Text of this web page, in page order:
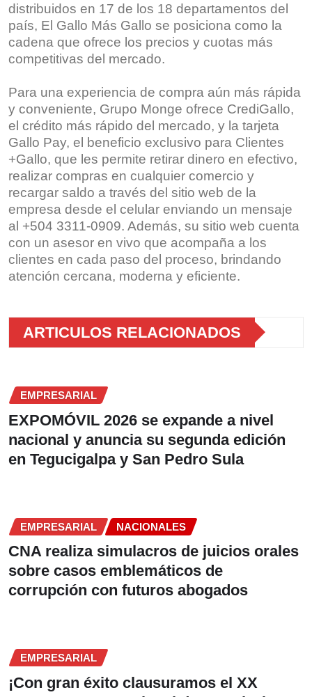
distribuidos en 17 de los 18 departamentos del
país, El Gallo Más Gallo se posiciona como la
cadena que ofrece los precios y cuotas más
competitivas del mercado.
Para una experiencia de compra aún más rápida
y conveniente, Grupo Monge ofrece CrediGallo,
el crédito más rápido del mercado, y la tarjeta
Gallo Pay, el beneficio exclusivo para Clientes
+Gallo, que les permite retirar dinero en efectivo,
realizar compras en cualquier comercio y
recargar saldo a través del sitio web de la
empresa desde el celular enviando un mensaje
al +504 3311-0909. Además, su sitio web cuenta
con un asesor en vivo que acompaña a los
clientes en cada paso del proceso, brindando
atención cercana, moderna y eficiente.
ARTICULOS RELACIONADOS
EMPRESARIAL
EXPOMÓVIL 2026 se expande a nivel
nacional y anuncia su segunda edición
en Tegucigalpa y San Pedro Sula
EMPRESARIAL NACIONALES
CNA realiza simulacros de juicios orales
sobre casos emblemáticos de
corrupción con futuros abogados
EMPRESARIAL
¡Con gran éxito clausuramos el XX